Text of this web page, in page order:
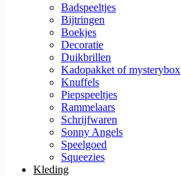
Badspeeltjes
Bijtringen
Boekjes
Decoratie
Duikbrillen
Kadopakket of mysterybox
Knuffels
Piepspeeltjes
Rammelaars
Schrijfwaren
Sonny Angels
Speelgoed
Squeezies
Kleding